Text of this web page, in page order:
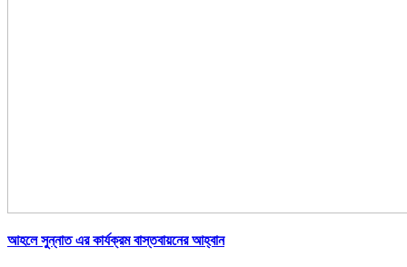
আহলে সুন্নাত এর কার্যক্রম বাস্তবায়নের আহ্বান